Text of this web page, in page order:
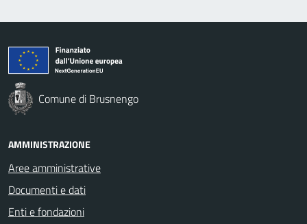
Comune di Brusnengo
AMMINISTRAZIONE
Aree amministrative
Documenti e dati
Enti e fondazioni